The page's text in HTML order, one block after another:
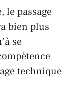
le passage
bien plus
se
technique